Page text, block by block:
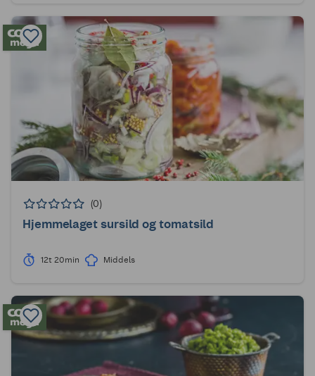
(0)
Hjemmelaget sursild og tomatsild
12t 20min Middels